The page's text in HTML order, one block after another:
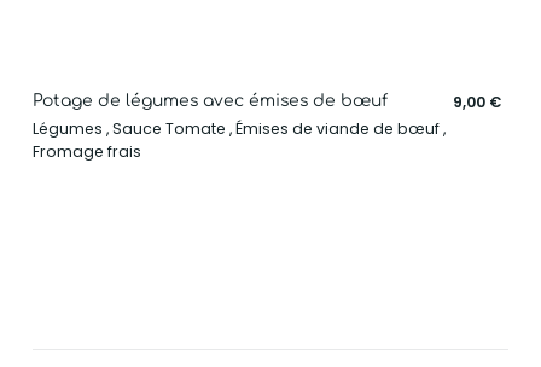
Potage de légumes avec émises de bœuf
Légumes , Sauce Tomate , Émises de viande de bœuf ,
Fromage frais
9,00 €